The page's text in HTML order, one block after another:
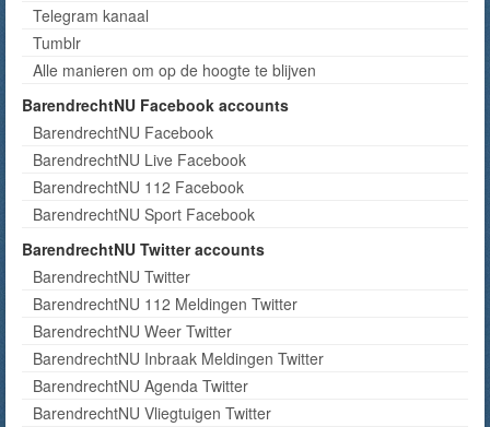
Telegram kanaal
Tumblr
Alle manieren om op de hoogte te blijven
BarendrechtNU Facebook accounts
BarendrechtNU Facebook
BarendrechtNU Live Facebook
BarendrechtNU 112 Facebook
BarendrechtNU Sport Facebook
BarendrechtNU Twitter accounts
BarendrechtNU Twitter
BarendrechtNU 112 Meldingen Twitter
BarendrechtNU Weer Twitter
BarendrechtNU Inbraak Meldingen Twitter
BarendrechtNU Agenda Twitter
BarendrechtNU Vliegtuigen Twitter